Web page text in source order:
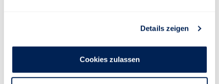
Details zeigen
Cookies zulassen
Jungmakler Award und stellt zum Thema bAV Dozenten für